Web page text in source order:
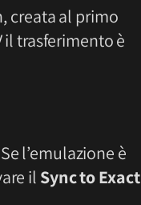
creata al primo
il trasferimento è
l’emulazione è
il Sync to Exact